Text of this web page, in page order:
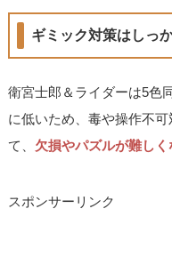
ギミック対策はしっ
衛宮士郎＆ライダーは5色
に低いため、毒や操作不
て、 欠損やパズルが難しく
スポンサーリンク